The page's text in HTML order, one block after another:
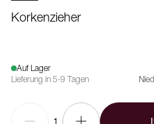
Korkenzieher
Auf Lager
Lieferung in 5-9 Tagen
1